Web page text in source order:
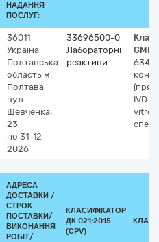
НАДАННЯ
ПОСЛУГ:
36011
Україна
Полтавська
область м.
Полтава
вул.
Шевченка,
23
по 31-12-
2026
33696500-0
Лабораторні
реактиви
63410
IVD
vitro),
АДРЕСА
ДОСТАВКИ /
СТРОК
ПОСТАВКИ/
ВИКОНАННЯ
РОБІТ/
КЛАСИФІКАТОР
ДК 021:2015
(CPV)